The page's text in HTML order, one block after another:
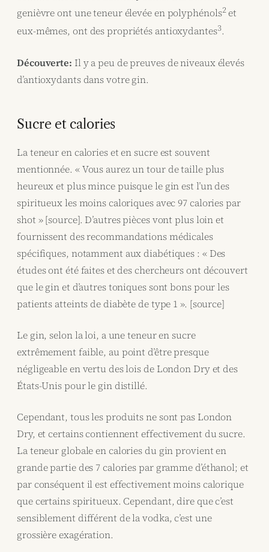
genièvre ont une teneur élevée en polyphénols2et
eux-mêmes, ont des propriétés antioxydantes3.
Découverte: Il y a peu de preuves de niveaux élevés
d’antioxydants dans votre gin.
Sucre et calories
La teneur en calories et en sucre est souvent
mentionnée. « Vous aurez un tour de taille plus
heureux et plus mince puisque le gin est l’un des
spiritueux les moins caloriques avec 97 calories par
shot » [source]. D’autres pièces vont plus loin et
fournissent des recommandations médicales
spécifiques, notamment aux diabétiques : « Des
études ont été faites et des chercheurs ont découvert
que le gin et d’autres toniques sont bons pour les
patients atteints de diabète de type 1 ». [source]
Le gin, selon la loi, a une teneur en sucre
extrêmement faible, au point d’être presque
négligeable en vertu des lois de London Dry et des
États-Unis pour le gin distillé.
Cependant, tous les produits ne sont pas London
Dry, et certains contiennent effectivement du sucre.
La teneur globale en calories du gin provient en
grande partie des 7 calories par gramme d’éthanol; et
par conséquent il est effectivement moins calorique
que certains spiritueux. Cependant, dire que c’est
sensiblement différent de la vodka, c’est une
grossière exagération.